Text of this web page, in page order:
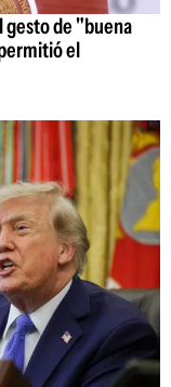
gesto de "buena
el